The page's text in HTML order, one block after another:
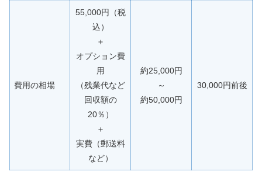
費用の相場
55,000円（税
込）
＋
オプション費
用
（残業代など
回収額の
20％）
＋
実費（郵送料
など）
約25,000円
～
約50,000円
30,000円前後